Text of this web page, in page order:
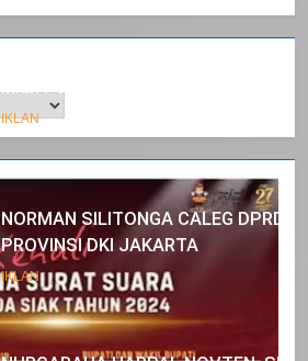
Iklan Pemerintah Kabupaten Siak
IKLAN
NORMAN SILITONGA CALEG DPRD
PROVINSI DKI JAKARTA
IKLAN